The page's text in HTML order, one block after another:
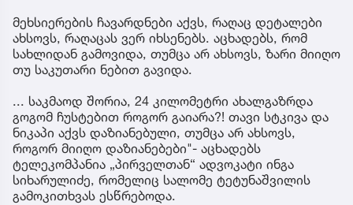
მეხსიერების ჩავარდნები აქვს, რაღაც დეტალები
ახსოვს, რაღაცას ვერ იხსენებს. აცხადებს, რომ
სახლიდან გამოვიდა, თუმცა არ ახსოვს, ზარი მიიღო
თუ საკუთარი ნებით გავიდა.
... საკმაოდ შორია, 24 კილომეტრი ახალგაზრდა
გოგომ ჩუსტებით როგორ გაიარა?! თავი სტკივა და
ნიკაპი აქვს დაზიანებული, თუმცა არ ახსოვს,
როგორ მიიღო დაზიანებები"- აცხადებს
ტელეკომპანია „პირველთან“ ადვოკატი ინგა
სიხარულიძე, რომელიც სალომე ტეტუნაშვილის
გამოკითხვას ესწრებოდა.